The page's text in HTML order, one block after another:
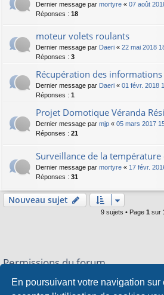
En poursuivant votre navigation sur
Dernier message par mortyre « 07 août
Réponses : 18
moteur volets roulants
Dernier message par Daeri « 22 mai 2018
Réponses : 3
Récupération des
Dernier message par Daeri « 01 févr. 2018
Réponses : 1
Projet Domotique Véranda
Dernier message par mjp « 05 mars 2017
Réponses : 21
Surveillance de la température
Dernier message par mortyre « 17 févr.
Réponses : 31
Nouveau sujet
9 sujets • Page 1 sur
Permissions du forum
Vous ne pouvez pas
publier de nouveaux sujets dans
Vousne pouvez pasrépondre aux sujets dans ce